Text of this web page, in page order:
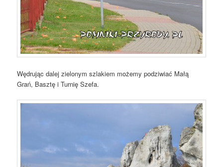
Wędrując dalej zielonym szlakiem możemy podziwiać Małą
Grań, Basztę i Turnię Szefa.